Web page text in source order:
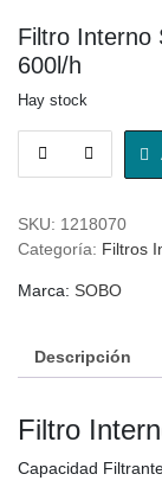
Filtro Interno
600l/h
Hay stock
SKU: 1218070
Categoría: Filtros
Marca: SOBO
Descripción
Filtro
Capacidad